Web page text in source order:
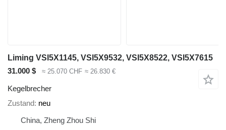
Liming VSI5X1145, VSI5X9532, VSI5X8522, VSI5X7615
31.000 $
≈ 25.070 CHF ≈ 26.830 €
Kegelbrecher
Zustand neu
China, Zheng Zhou Shi